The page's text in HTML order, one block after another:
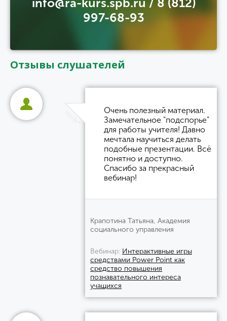
997-68-93
Отзывы слушателей
Очень полезный материал.
Замечательное "подспорье"
для работы учителя! Давно
мечтала научиться делать
подобные презентации. Всё
понятно и доступно.
Спасибо за прекрасный
вебинар!
Крапотина Татьяна, Академия
социального управления
Вебинар Интерактивные игры
средствами Power Point как
средство повышения
познавательного интереса
учащихся